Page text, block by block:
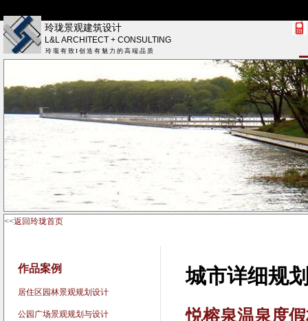
玲珑景观建筑设计
L&L ARCHITECT + CONSULTING
玲 瓏 有 致 I 创 造 有 魅 力 的 高 端 品 质
<<返回玲珑首页
作品案例
居住区园林景观规划设计
公园广场景观规划与设计
城市详细规
悦榕泉温泉度